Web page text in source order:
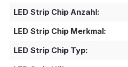
LED Strip Chip Anzahl:
LED Strip Chip Merkmal:
LED Strip Chip Typ: